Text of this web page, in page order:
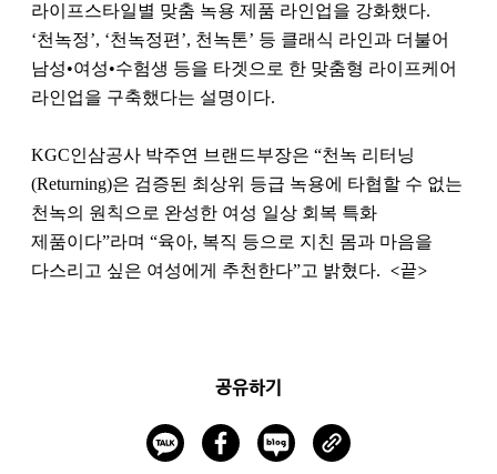
라이프스타일별 맞춤 녹용 제품 라인업을 강화했다.
‘천녹정’, ‘천녹정편’, 천녹톤’ 등 클래식 라인과 더불어
남성•여성•수험생 등을 타겟으로 한 맞춤형 라이프케어
라인업을 구축했다는 설명이다.
KGC인삼공사 박주연 브랜드부장은 “천녹 리터닝
(Returning)은 검증된 최상위 등급 녹용에 타협할 수 없는
천녹의 원칙으로 완성한 여성 일상 회복 특화
제품이다”라며 “육아, 복직 등으로 지친 몸과 마음을
다스리고 싶은 여성에게 추천한다”고 밝혔다. <끝>
공유하기